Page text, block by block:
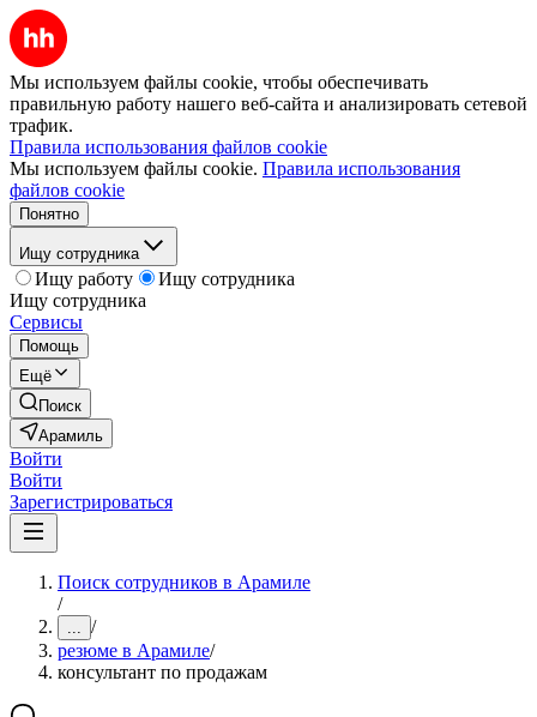
Мы используем файлы cookie, чтобы обеспечивать
правильную работу нашего веб-сайта и анализировать сетевой
трафик.
Правила использования файлов cookie
Мы используем файлы cookie. Правила использования
файлов cookie
Понятно
Ищу сотрудника
Ищу работу
Ищу сотрудника
Ищу сотрудника
Сервисы
Помощь
Ещё
Поиск
Арамиль
Войти
Войти
Зарегистрироваться
Поиск сотрудников в Арамиле
/
... /
резюме в Арамиле/
консультант по продажам